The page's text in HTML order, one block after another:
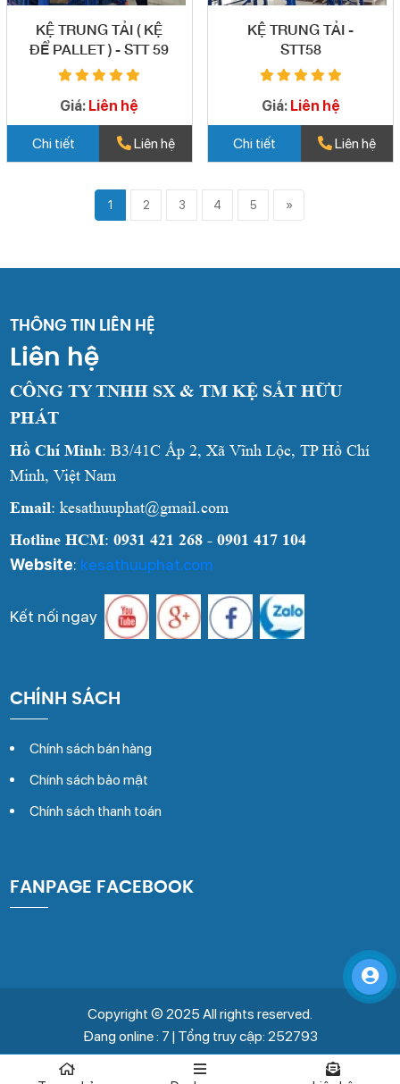
KỆ TRUNG TẢI ( KỆ
ĐỂ PALLET ) - STT 59
Giá: Liên hệ
Chi tiết Liên hệ
KỆ TRUNG TẢI -
STT58
Giá: Liên hệ
Chi tiết Liên hệ
1 2 3 4 5 »
THÔNG TIN LIÊN HỆ
Liên hệ
CÔNG TY TNHH SX & TM KỆ SẮT HỮU
PHÁT
Hồ Chí Minh: B3/41C Ấp 2, Xã Vĩnh Lộc, TP Hồ Chí
Minh, Việt Nam
Email: kesathuuphat@gmail.com
Hotline HCM:0931 421 268 - 0901 417 104
Website: kesathuuphat.com
Kết nối ngay
CHÍNH SÁCH
Chính sách bán hàng
Chính sách bảo mật
Chính sách thanh toán
FANPAGE FACEBOOK
Copyright © 2025 All rights reserved.
Đang online : 7 | Tổng truy cập: 252793